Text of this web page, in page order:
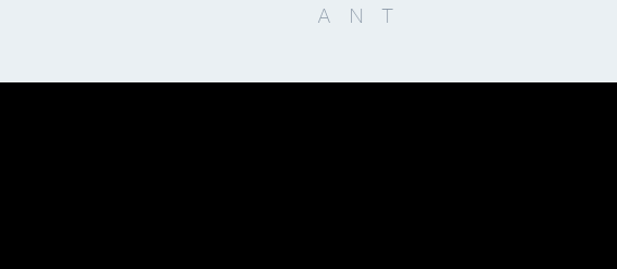
ANT